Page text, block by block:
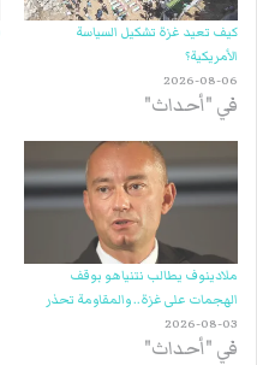
كيف تعيد غزة تشكيل السياسة
الأمريكية؟
2026-08-06
في "أحداث"
ملادينوف يطالب نتنياهو بوقف
الهجمات على غزة.. والمقاومة تحذر
2026-08-03
في "أحداث"